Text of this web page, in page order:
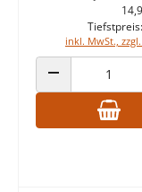
inkl. MwSt.,
ANZAHL